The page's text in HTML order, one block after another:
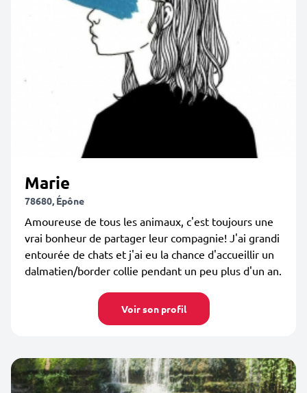
Marie
78680, Épône
Amoureuse de tous les animaux, c'est toujours une
vrai bonheur de partager leur compagnie! J'ai grandi
entourée de chats et j'ai eu la chance d'accueillir un
dalmatien/border collie pendant un peu plus d'un an.
Voir son profil